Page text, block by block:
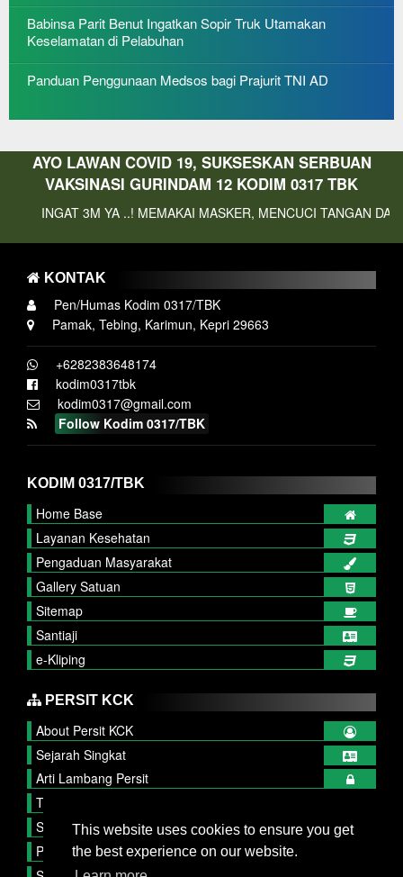
This website uses cookies to ensure you get
the best experience on our website.
Babinsa Parit Benut Ingatkan Sopir Truk Utamakan
Keselamatan di Pelabuhan
Panduan Penggunaan Medsos bagi Prajurit TNI AD
AYO LAWAN COVID 19, SUKSESKAN SERBUAN
VAKSINASI GURINDAM 12 KODIM 0317 TBK
3M YA ..! MEMAKAI MASKER, MENCUCI TANGAN DAN MENJAGA
KONTAK
Pen/Humas Kodim 0317/TBK
Pamak, Tebing, Karimun, Kepri 29663
+6282383648174
kodim0317tbk
kodim0317@gmail.com
Follow Kodim 0317/TBK
KODIM 0317/TBK
Home Base
Layanan Kesehatan
Pengaduan Masyarakat
Gallery Satuan
Sitemap
Santiaji
e-Kliping
PERSIT KCK
About Persit KCK
Sejarah Singkat
Arti Lambang Persit
Tupok, Sifat dan Watak
Struktur Organisasi
Publikasi Persit